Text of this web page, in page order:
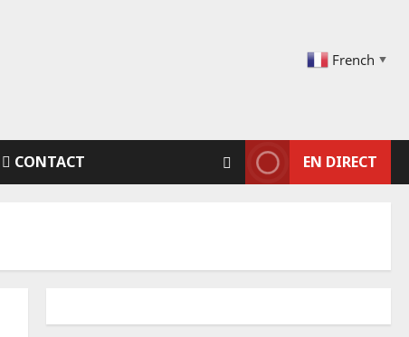
French ▼
CONTACT EN DIRECT